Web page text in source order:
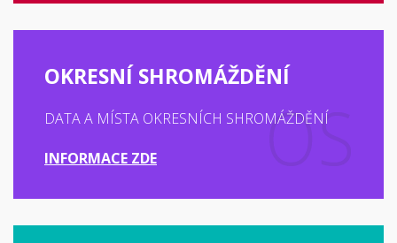
OKRESNÍ SHROMÁŽDĚNÍ
DATA A MÍSTA OKRESNÍCH SHROMÁŽDĚNÍ
INFORMACE ZDE